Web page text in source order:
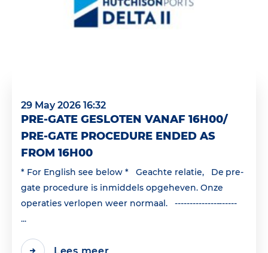
29 May 2026 16:32
PRE-GATE GESLOTEN VANAF 16H00/
PRE-GATE PROCEDURE ENDED AS
FROM 16H00
* For English see below * Geachte relatie, De pre-
gate procedure is inmiddels opgeheven. Onze
operaties verlopen weer normaal. ---------------------
...
Lees meer